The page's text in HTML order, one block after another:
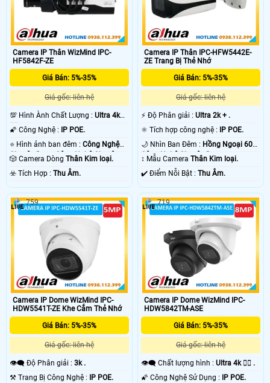
Camera IP Thân WizMind IPC-
HF5842F-ZE
Giá Bán: 5%-35%
Giá gốc: liên hệ
💯 Hình Ành Chất Lượng : Ultra 4k
👍🏾 .
🌠 Công Nghệ : IP POE.
⭐ Hình ảnh ban đêm : Công Nghệ
Chuyên Dụng Công Nghệ Chuyên
Dụng.
🎲 Camera Dòng Thân Kim loại.
️☣️ Tích Hợp : Thu Âm.
Camera IP Thân IPC-HFW5442E-
ZE Trang Bị Thẻ Nhớ
Giá Bán: 5%-35%
Giá gốc: liên hệ
️⚡ Độ Phân giải :Ultra 2k + .
⚛️ Tích hợp công nghệ : IP POE.
🌙 Nhìn Ban Đêm : Hồng Ngoại 60m
Công Nghệ Chuyên Dụng.
↕️ Mẫu CameraThân Kim loại.
️✔️ Điểm Nỗi Bật :Thu Âm.
Camera IP Dome WizMind IPC-
HDW5541T-ZE Khe Cắm Thẻ Nhớ
Giá Bán: 5%-35%
Giá gốc: liên hệ
👁️‍🗨 Độ Phân giải : 3k .
⚒ Trang Bị Công Nghệ : IP POE.
759
Camera IP Dome WizMind IPC-
HDW5842TM-ASE
Giá Bán: 5%-35%
Giá gốc: liên hệ
👁️‍🗨 Chất lượng hình :Ultra 4k 👍🏾 .
🌠 Công Nghệ Sử Dụng : IP POE.
719